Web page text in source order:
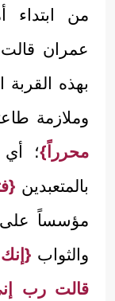
من ابتداء
عمران قالت
بهذه القربة
وملازمة
محرراً}؛ أي
بالمتعبدين
مؤسساً على
والثواب
قالت رب